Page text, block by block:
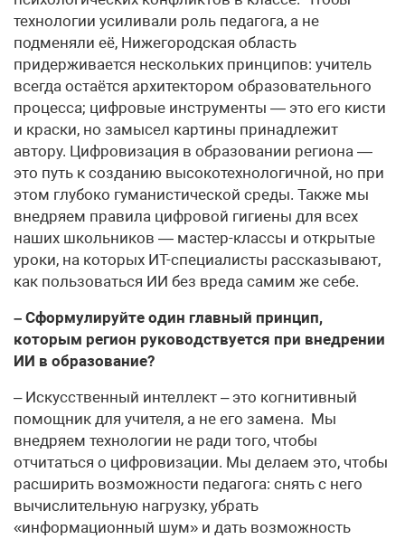
технологии усиливали роль педагога, а не
подменяли её, Нижегородская область
придерживается нескольких принципов: учитель
всегда остаётся архитектором образовательного
процесса; цифровые инструменты — это его кисти
и краски, но замысел картины принадлежит
автору. Цифровизация в образовании региона —
это путь к созданию высокотехнологичной, но при
этом глубоко гуманистической среды. Также мы
внедряем правила цифровой гигиены для всех
наших школьников — мастер-классы и открытые
уроки, на которых ИТ-специалисты рассказывают,
как пользоваться ИИ без вреда самим же себе.
– Сформулируйте один главный принцип,
которым регион руководствуется при внедрении
ИИ в образование?
– Искусственный интеллект – это когнитивный
помощник для учителя, а не его замена. Мы
внедряем технологии не ради того, чтобы
отчитаться о цифровизации. Мы делаем это, чтобы
расширить возможности педагога: снять с него
вычислительную нагрузку, убрать
«информационный шум» и дать возможность